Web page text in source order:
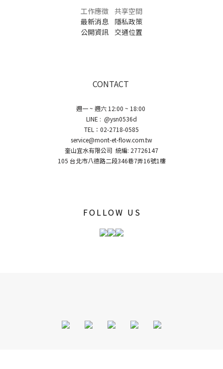
工作應徵 共享空間
最新消息
隱私政策
公開資訊
交通位置
CONTACT
週一 ~ 週六 12:00 ~ 18:00
LINE : @ysn0536d
TEL：02-2718-0585
service@mont-et-flow.com.tw
奎山宜水有限公司 統編: 27726147
105 台北市八德路二段346巷7弄16號1樓
FOLLOW US